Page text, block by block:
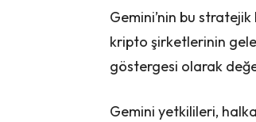
Gemini’nin bu
kripto şirketlerinin
göstergesi olarak
Gemini yetkilileri,